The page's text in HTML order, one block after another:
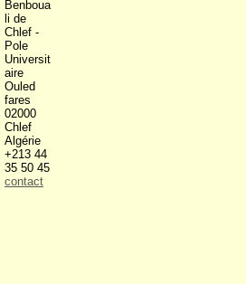
Benboua
li de
Chlef -
Pole
Universit
aire
Ouled
fares
02000
Chlef
Algérie
+213 44
35 50 45
contact